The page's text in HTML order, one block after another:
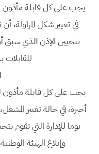
يجب على كل قابلة مأذون
في تغيير شكل المزاولة،
بتحيين الإذن الذي سبق
يجب على كل قابلة مأذون
أجيرة، في حالة تغيير
يوما للإدارة التي تقوم
وإبلاغ الهيئة